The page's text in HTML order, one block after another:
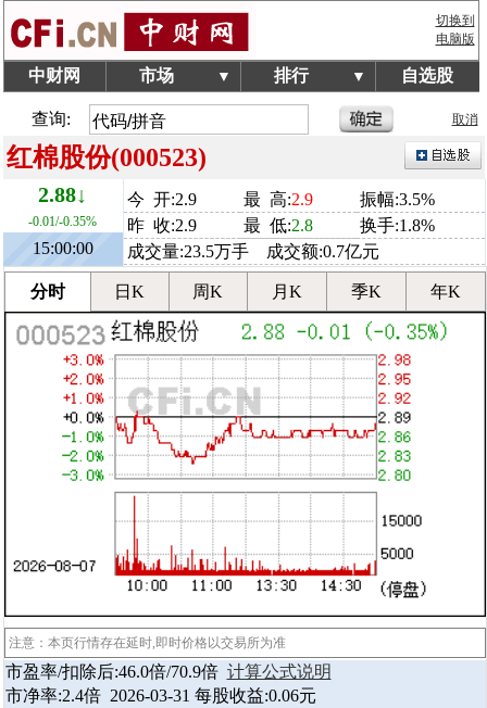
切换到
电脑版
中财网 市场 ▼ 排行 ▼ 自选股
查询: 取消
红棉股份(000523)
2.88↓
-0.01/-0.35%
15:00:00
今 开:2.9 最 高:2.9
振幅:3.5%
昨 收:2.9
最 低:2.8
换手:1.8%
成交量:23.5万手 成交额:0.7亿元
分时 日K 周K 月K 季K 年K
注意：本页行情存在延时,即时价格以交易所为准
市盈率/扣除后:46.0倍/70.9倍 计算公式说明
市净率:2.4倍 2026-03-31 每股收益:0.06元